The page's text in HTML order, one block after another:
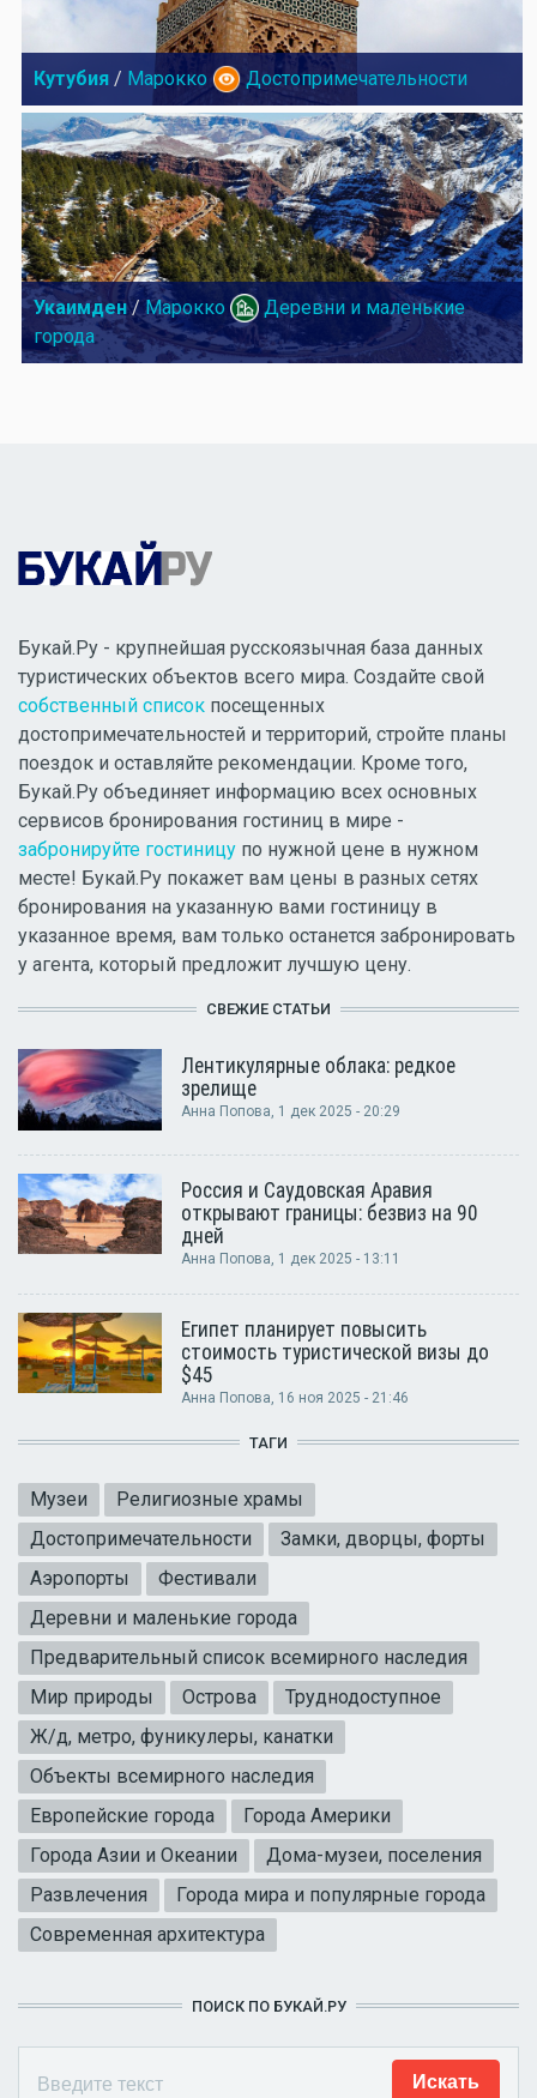
Кутубия / Марокко Достопримечательности
Укаимден/ Марокко
Деревни и маленькие
города
Букай.Ру - крупнейшая русскоязычная база данных
туристических объектов всего мира. Создайте свой
собственный список посещенных
достопримечательностей и территорий, стройте планы
поездок и оставляйте рекомендации. Кроме того,
Букай.Ру объединяет информацию всех основных
сервисов бронирования гостиниц в мире -
забронируйте гостиницу по нужной цене в нужном
месте! Букай.Ру покажет вам цены в разных сетях
бронирования на указанную вами гостиницу в
указанное время, вам только останется забронировать
у агента, который предложит лучшую цену.
СВЕЖИЕ СТАТЬИ
Лентикулярные облака: редкое
зрелище
Анна Попова, 1 дек 2025 - 20:29
Россия и Саудовская Аравия
открывают границы: безвиз на 90
дней
Анна Попова, 1 дек 2025 - 13:11
Египет планирует повысить
стоимость туристической визы до
$45
Анна Попова, 16 ноя 2025 - 21:46
ТАГИ
Музеи
Религиозные храмы
Достопримечательности
Замки, дворцы, форты
Аэропорты
Фестивали
Деревни и маленькие города
Предварительный список всемирного наследия
Мир природы
Острова
Труднодоступное
Ж/д, метро, фуникулеры, канатки
Объекты всемирного наследия
Европейские города
Города Америки
Города Азии и Океании
Дома-музеи, поселения
Развлечения
Города мира и популярные города
Современная архитектура
ПОИСК ПО БУКАЙ.РУ